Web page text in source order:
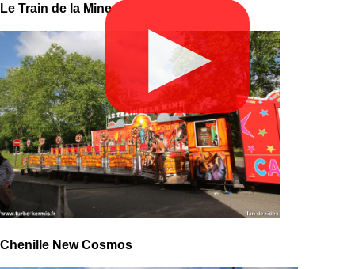
▶
Le Train de la Mine
Chenille New Cosmos